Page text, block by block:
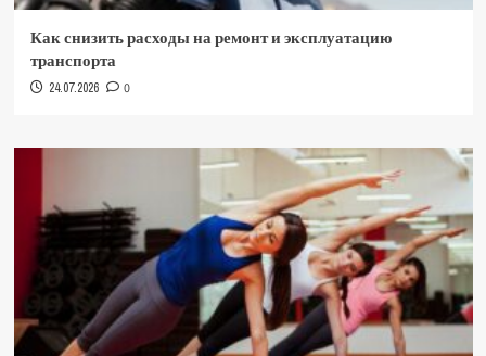
Как снизить расходы на ремонт и эксплуатацию
транспорта
24.07.2026 0